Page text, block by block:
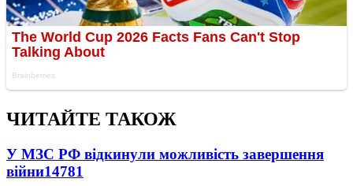
ЧИТАЙТЕ ТАКОЖ
У МЗС РФ відкинули можливість завершення
війни14781